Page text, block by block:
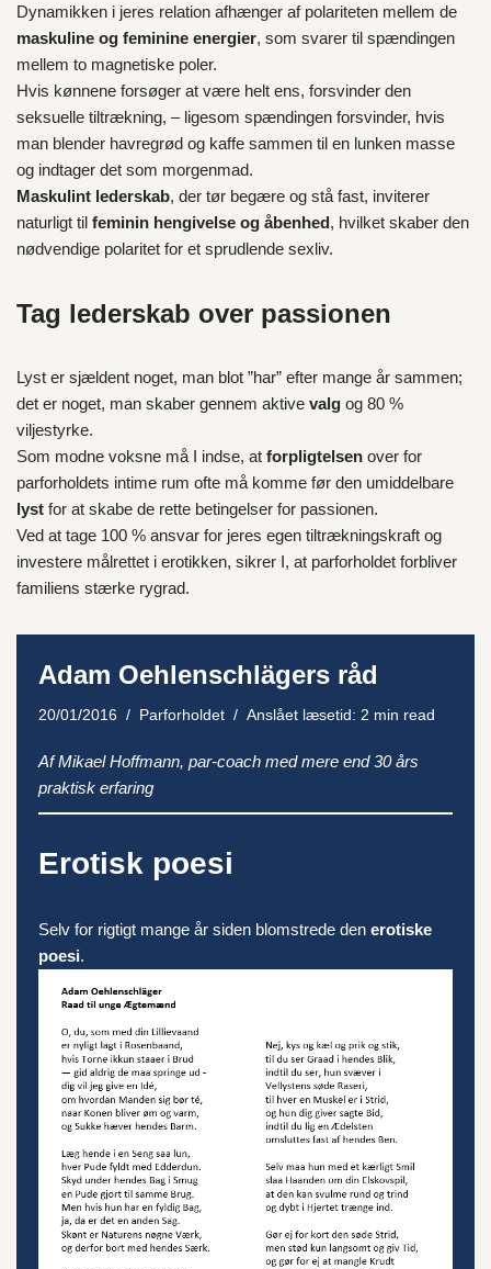
Dynamikken i jeres relation afhænger af polariteten mellem de
maskuline og feminine energier, som svarer til spændingen
mellem to magnetiske poler.
Hvis kønnene forsøger at være helt ens, forsvinder den
seksuelle tiltrækning, – ligesom spændingen forsvinder, hvis
man blender havregrød og kaffe sammen til en lunken masse
og indtager det som morgenmad.
Maskulint lederskab, der tør begære og stå fast, inviterer
naturligt til feminin hengivelse og åbenhed, hvilket skaber den
nødvendige polaritet for et sprudlende sexliv.
Tag lederskab over passionen
Lyst er sjældent noget, man blot ”har” efter mange år sammen;
det er noget, man skaber gennem aktive valg og 80 %
viljestyrke.
Som modne voksne må I indse, at forpligtelsen over for
parforholdets intime rum ofte må komme før den umiddelbare
lyst for at skabe de rette betingelser for passionen.
Ved at tage 100 % ansvar for jeres egen tiltrækningskraft og
investere målrettet i erotikken, sikrer I, at parforholdet forbliver
familiens stærke rygrad.
Adam Oehlenschlägers råd
20/01/2016 Parforholdet Anslået læsetid: 2 min read
Af Mikael Hoffmann, par-coach med mere end 30 års
praktisk erfaring
Erotisk poesi
Selv for rigtigt mange år siden blomstrede den erotiske
poesi.